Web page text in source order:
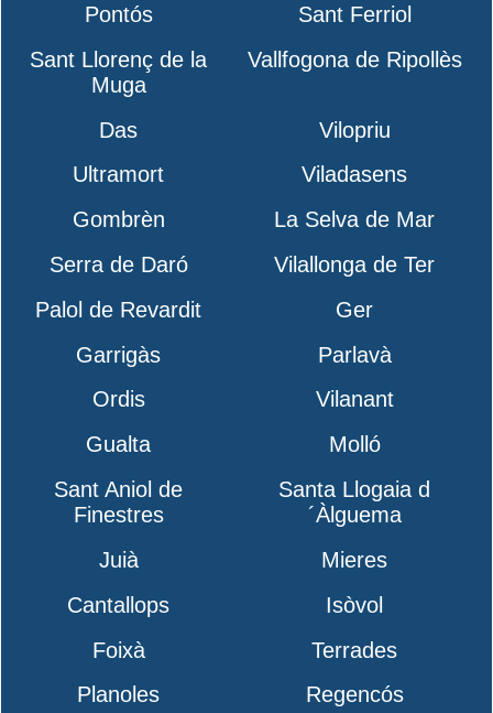
Pontós
Sant Ferriol
Sant Llorenç de la
Muga
Vallfogona de Ripollès
Das
Vilopriu
Ultramort
Viladasens
Gombrèn
La Selva de Mar
Serra de Daró
Vilallonga de Ter
Palol de Revardit
Ger
Garrigàs
Parlavà
Ordis
Vilanant
Gualta
Molló
Sant Aniol de
Finestres
Santa Llogaia d
´Àlguema
Juià
Mieres
Cantallops
Isòvol
Foixà
Terrades
Planoles
Regencós